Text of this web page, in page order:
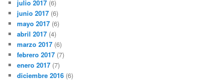
julio 2017 (6)
junio 2017 (6)
mayo 2017 (6)
abril 2017 (4)
marzo 2017 (6)
febrero 2017 (7)
enero 2017 (7)
diciembre 2016 (6)